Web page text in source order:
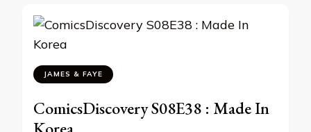
JAMES & FAYE
ComicsDiscovery S08E38 : Made In